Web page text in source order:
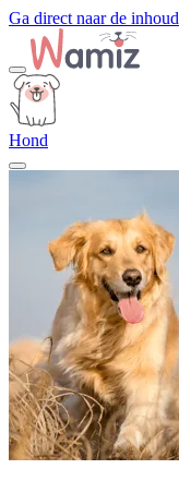
Ga direct naar de inhoud
Hond